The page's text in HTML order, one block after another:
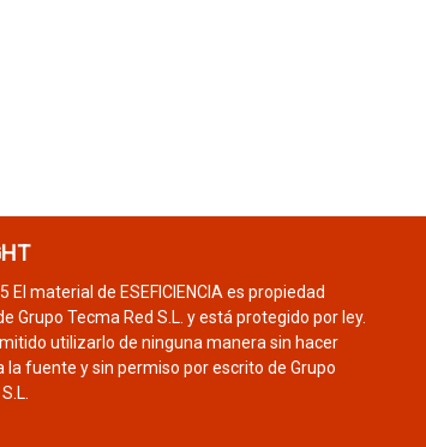
material de ESEFICIENCIA es propiedad
Grupo Tecma Red S.L. y está protegido por ley.
utilizarlo de ninguna manera sin hacer
la fuente y sin permiso por escrito de Grupo